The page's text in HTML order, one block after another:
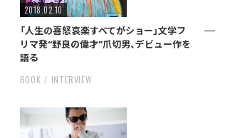
2018.02.10
「人生の喜怒哀楽すべてがショー」文学フ
リマ発“野良の偉才”爪切男、デビュー作を
語る
BOOK INTERVIEW